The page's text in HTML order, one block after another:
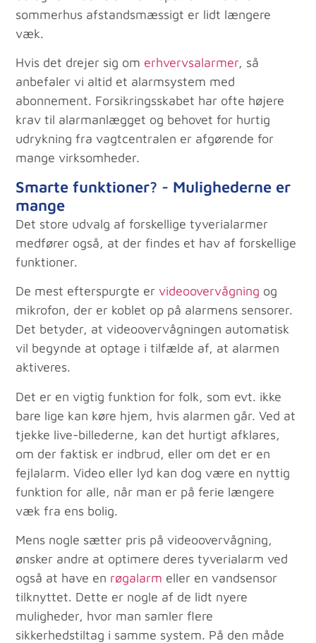
sommerhus afstandsmæssigt er lidt længere
væk.
Hvis det drejer sig om erhvervsalarmer, så
anbefaler vi altid et alarmsystem med
abonnement. Forsikringsskabet har ofte højere
krav til alarmanlægget og behovet for hurtig
udrykning fra vagtcentralen er afgørende for
mange virksomheder.
Smarte funktioner? - Mulighederne er
mange
Det store udvalg af forskellige tyverialarmer
medfører også, at der findes et hav af forskellige
funktioner.
De mest efterspurgte ervideoovervågning og
mikrofon, der er koblet op på alarmens sensorer.
Det betyder, at videoovervågningen automatisk
vil begynde at optage i tilfælde af, at alarmen
aktiveres.
Det er en vigtig funktion for folk, som evt. ikke
bare lige kan køre hjem, hvis alarmen går. Ved at
tjekke live-billederne, kan det hurtigt afklares,
om der faktisk er indbrud, eller om det er en
fejlalarm. Video eller lyd kan dog være en nyttig
funktion for alle, når man er på ferie længere
væk fra ens bolig.
Mens nogle sætter pris på videoovervågning,
ønsker andre at optimere deres tyverialarm ved
også at have en røgalarm eller en vandsensor
tilknyttet. Dette er nogle af de lidt nyere
muligheder, hvor man samler flere
sikkerhedstiltag i samme system. På den måde